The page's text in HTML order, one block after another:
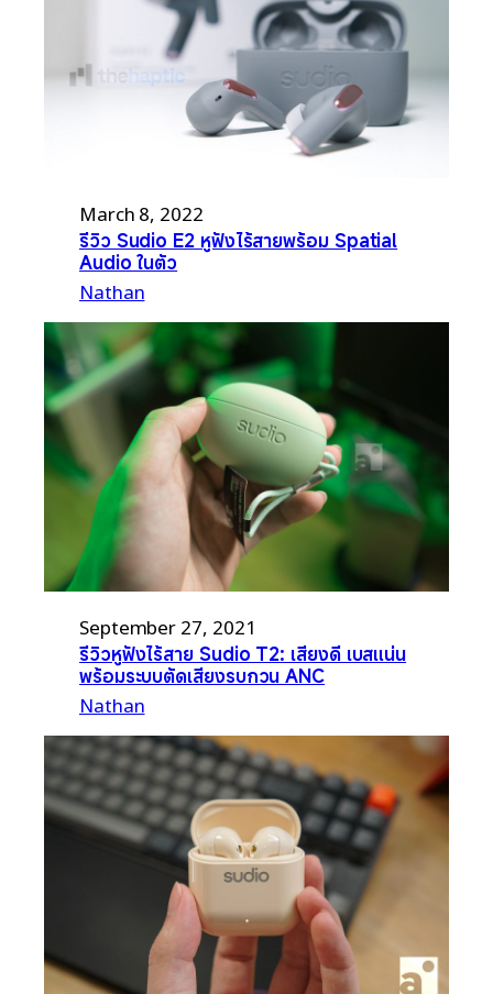
March 8, 2022
รีวิว Sudio E2 หูฟังไร้สายพร้อม Spatial
Audio ในตัว
Nathan
September 27, 2021
รีวิวหูฟังไร้สาย Sudio T2: เสียงดี เบสแน่น
พร้อมระบบตัดเสียงรบกวน ANC
Nathan